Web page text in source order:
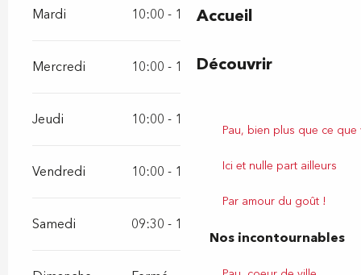
Accueil
Découvrir
Pau, bien plus que ce
Ici et nulle part ailleurs
Par amour du goût !
Nos incontournables
Mardi 10:00 - 12:00 14:30 - 18:30
Mercredi 10:00 - 12:00 14:30 - 18:30
Jeudi 10:00 - 12:00
Vendredi 10:00 - 12:00 14:30 - 18:30
Samedi 09:30 - 13:00